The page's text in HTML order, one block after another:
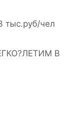
тыс.руб/чел
В